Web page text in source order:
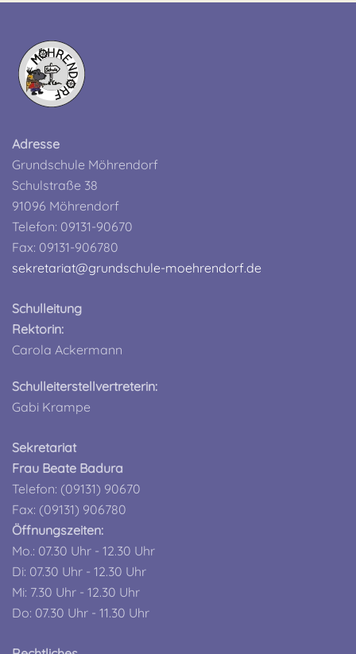
Adresse
Grundschule Möhrendorf
Schulstraße 38
91096 Möhrendorf
Telefon: 09131-90670
Fax: 09131-906780
sekretariat@grundschule-moehrendorf.de
Schulleitung
Rektorin:
Carola Ackermann
Schulleiterstellvertreterin:
Gabi Krampe
Sekretariat
Frau Beate Badura
Telefon: (09131) 90670
Fax: (09131) 906780
Öffnungszeiten:
Mo.: 07.30 Uhr - 12.30 Uhr
Di: 07.30 Uhr - 12.30 Uhr
Mi: 7.30 Uhr - 12.30 Uhr
Do: 07.30 Uhr - 11.30 Uhr